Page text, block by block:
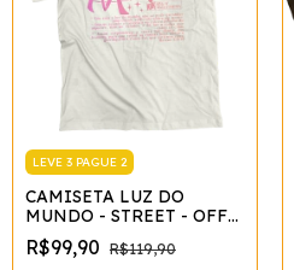
LEVE 3 PAGUE 2
CAMISETA LUZ DO
MUNDO - STREET - OFF
WHITE*
R$99,90 R$119,90